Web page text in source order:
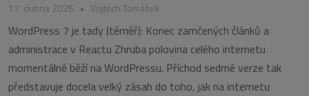
17. dubna 2026 • Vojtěch Tomášek
WordPress 7 je tady (téměř): Konec zamčených článků a
administrace v Reactu Zhruba polovina celého internetu
momentálně běží na WordPressu. Příchod sedmé verze tak
představuje docela velký zásah do toho, jak na internetu